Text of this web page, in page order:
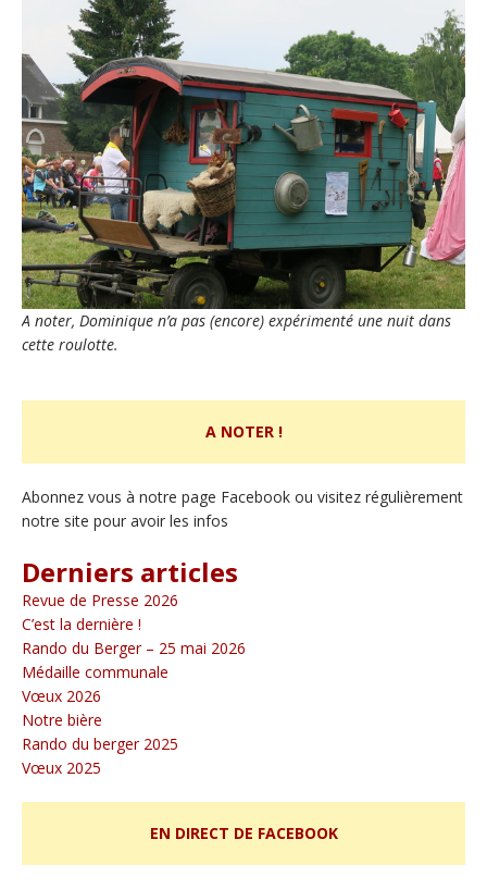
A noter, Dominique n’a pas (encore) expérimenté une nuit dans
cette roulotte.
A NOTER !
Abonnez vous à notre page Facebook ou visitez régulièrement
notre site pour avoir les infos
Derniers articles
Revue de Presse 2026
C’est la dernière !
Rando du Berger – 25 mai 2026
Médaille communale
Vœux 2026
Notre bière
Rando du berger 2025
Vœux 2025
EN DIRECT DE FACEBOOK